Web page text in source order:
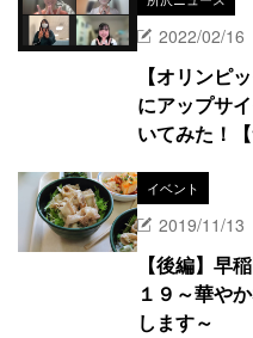
2022/02/16
【オリンピ
にアップサ
いてみた！
イベント
2019/11/13
【後編】早
１９～華や
します～